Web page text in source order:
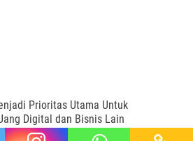
Prioritas Utama Untuk
Digital dan Bisnis Lain